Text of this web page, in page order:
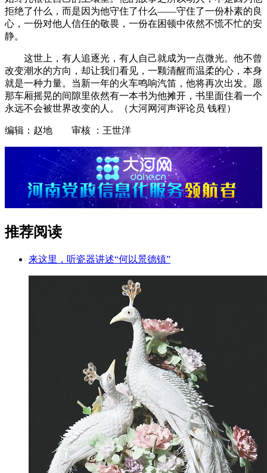
拒绝了什么，而是因为他守住了什么——守住了一份朴素的良
心，一份对他人信任的敬畏，一份在困顿中依然不慌不忙的安
静。
这世上，有人追逐光，有人自己就成为一点微光。他不曾
改变潮水的方向，却让我们看见，一颗清醒而温柔的心，本身
就是一种力量。当新一年的火车鸣响汽笛，他将再次出发。愿
那车厢摇晃的间隙里依然有一本书为他摊开，书里面住着一个
永远不会被世界改变的人。（大河网河声评论员 钱程）
编辑：赵地 审核 ：王世洋
推荐阅读
来这里，听瓷器讲述“何以景德镇”